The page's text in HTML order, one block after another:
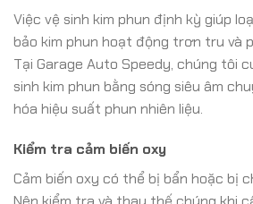
Việc vệ sinh kim phun định kỳ giúp
bảo kim phun hoạt động trơn tru và
Tại Garage Auto Speedy, chúng tôi
sinh kim phun bằng sóng siêu âm
hóa hiệu suất phun nhiên liệu.
Kiểm tra cảm biến oxy
Cảm biến oxy có thể bị bẩn hoặc bị